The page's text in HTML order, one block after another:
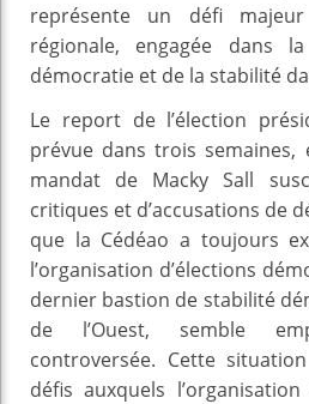
représente un défi majeur
régionale, engagée dans
démocratie et de la stabilité
Le report de l’élection
prévue dans trois
mandat de Macky Sall
critiques et d’accusations de
que la Cédéao a toujours
l’organisation d’élections
dernier bastion de stabilité
de l’Ouest, semble
controversée. Cette
défis auxquels